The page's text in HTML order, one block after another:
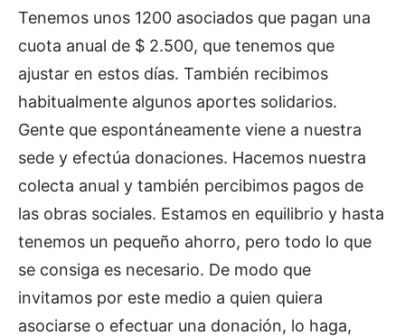
Tenemos unos 1200 asociados que pagan una
cuota anual de $ 2.500, que tenemos que
ajustar en estos días. También recibimos
habitualmente algunos aportes solidarios.
Gente que espontáneamente viene a nuestra
sede y efectúa donaciones. Hacemos nuestra
colecta anual y también percibimos pagos de
las obras sociales. Estamos en equilibrio y hasta
tenemos un pequeño ahorro, pero todo lo que
se consiga es necesario. De modo que
invitamos por este medio a quien quiera
asociarse o efectuar una donación, lo haga,